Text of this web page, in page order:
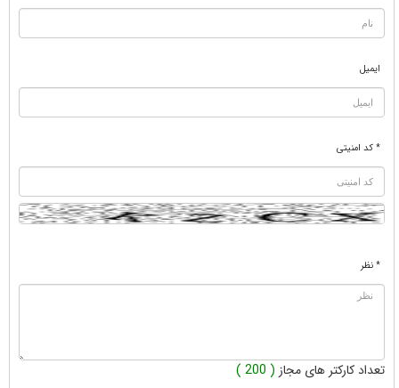
ایمیل
* کد امنیتی
* نظر
تعداد کارکتر های مجاز ( 200 )